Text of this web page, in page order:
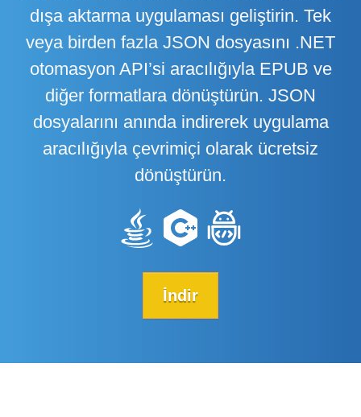
dışa aktarma uygulaması geliştirin. Tek
veya birden fazla JSON dosyasını .NET
otomasyon API’si aracılığıyla EPUB ve
diğer formatlara dönüştürün. JSON
dosyalarını anında indirerek uygulama
aracılığıyla çevrimiçi olarak ücretsiz
dönüştürün.
İndir